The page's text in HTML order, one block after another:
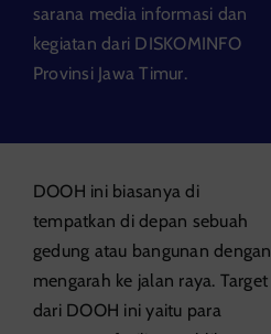
sarana media informasi dan
kegiatan dari DISKOMINFO
Provinsi Jawa Timur.
DOOH ini biasanya di
tempatkan di depan sebuah
gedung atau bangunan dengan
mengarah ke jalan raya. Target
dari DOOH ini yaitu para